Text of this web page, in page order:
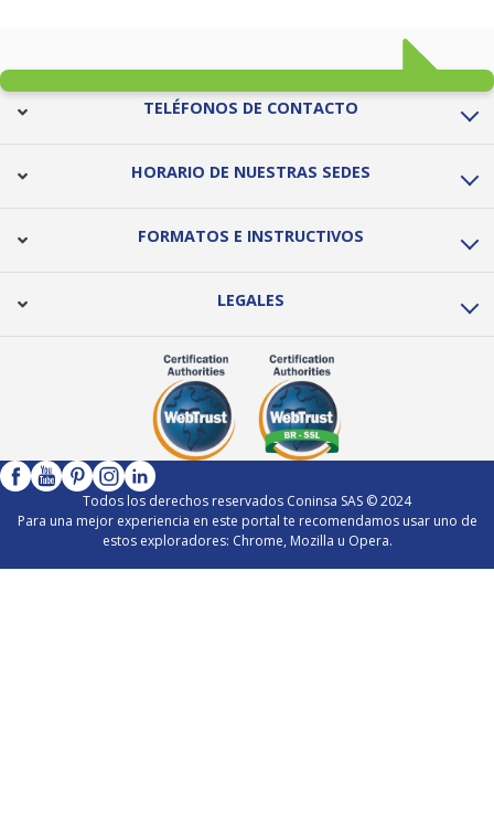
TELÉFONOS DE CONTACTO
HORARIO DE NUESTRAS SEDES
FORMATOS E INSTRUCTIVOS
LEGALES
Todos los derechos reservados Coninsa SAS © 2024
Para una mejor experiencia en este portal te recomendamos usar uno de
estos exploradores: Chrome, Mozilla u Opera.